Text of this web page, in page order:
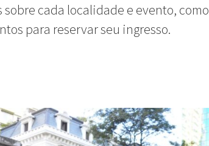
cada localidade e evento, como
para reservar seu ingresso.